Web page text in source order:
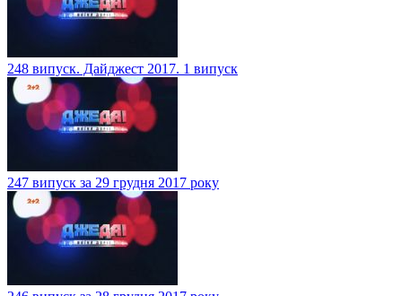
248 випуск. Дайджест 2017. 1 випуск
247 випуск за 29 грудня 2017 року